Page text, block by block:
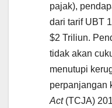
pajak),
dari tarif UBT
$2 Triliun.
tidak akan
menutupi
perpanjangan
Act(TCJA)